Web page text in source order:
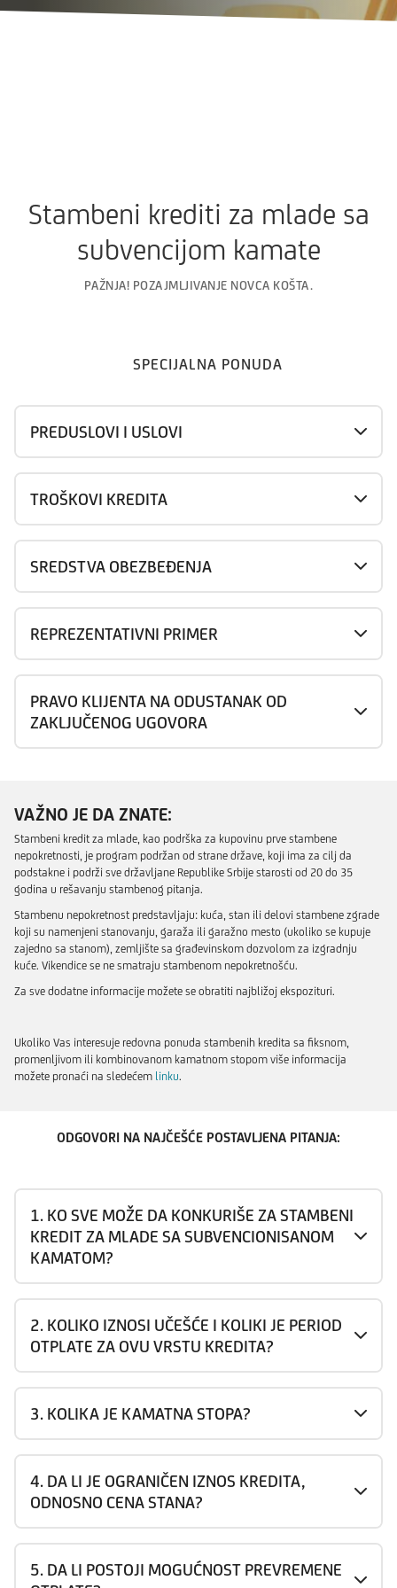
Stambeni krediti za mlade sa
subvencijom kamate
PAŽNJA! POZAJMLJIVANJE NOVCA KOŠTA.
SPECIJALNA PONUDA
PREDUSLOVI I USLOVI
TROŠKOVI KREDITA
SREDSTVA OBEZBEĐENJA
REPREZENTATIVNI PRIMER
PRAVO KLIJENTA NA ODUSTANAK OD
ZAKLJUČENOG UGOVORA
VAŽNO JE DA ZNATE:
Stambeni kredit za mlade, kao podrška za kupovinu prve stambene
nepokretnosti, je program podržan od strane države, koji ima za cilj da
podstakne i podrži sve državljane Republike Srbije starosti od 20 do 35
godina u rešavanju stambenog pitanja.
Stambenu nepokretnost predstavljaju: kuća, stan ili delovi stambene zgrade
koji su namenjeni stanovanju, garaža ili garažno mesto (ukoliko se kupuje
zajedno sa stanom), zemljište sa građevinskom dozvolom za izgradnju
kuće. Vikendice se ne smatraju stambenom nepokretnošću.
Za sve dodatne informacije možete se obratiti najbližoj ekspozituri.
Ukoliko Vas interesuje redovna ponuda stambenih kredita sa fiksnom,
promenljivom ili kombinovanom kamatnom stopom više informacija
možete pronaći na sledećem linku.
ODGOVORI NA NAJČEŠĆE POSTAVLJENA PITANJA:
1. KO SVE MOŽE DA KONKURIŠE ZA STAMBENI
KREDIT ZA MLADE SA SUBVENCIONISANOM
KAMATOM?
2. KOLIKO IZNOSI UČEŠĆE I KOLIKI JE PERIOD
OTPLATE ZA OVU VRSTU KREDITA?
3. KOLIKA JE KAMATNA STOPA?
4. DA LI JE OGRANIČEN IZNOS KREDITA,
ODNOSNO CENA STANA?
5. DA LI POSTOJI MOGUĆNOST PREVREMENE